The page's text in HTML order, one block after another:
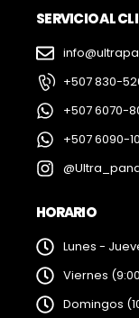
SERVICIO AL
+507 830-
+507 6070-
+507 6090-
HORARIO
Lunes -
Viernes
Domingos